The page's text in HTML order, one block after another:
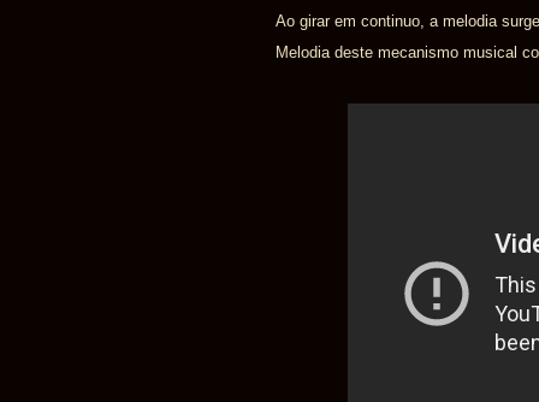
Ao girar em continuo, a melodia
Melodia deste mecanismo musical